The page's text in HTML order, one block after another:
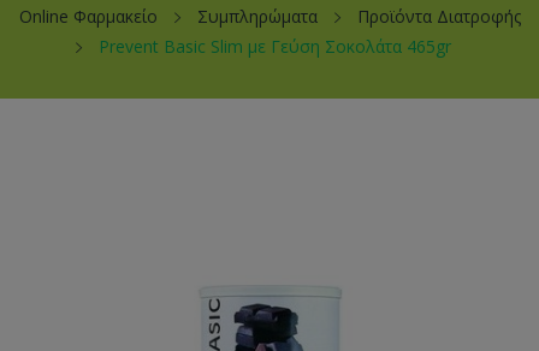
Online Φαρμακείο Συμπληρώματα
Προϊόντα Διατροφής
Prevent Basic Slim με Γεύση Σοκολάτα 465gr